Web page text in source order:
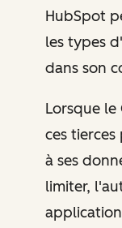
HubSpot
les types
dans son
Lorsque le
ces
à ses
limiter,